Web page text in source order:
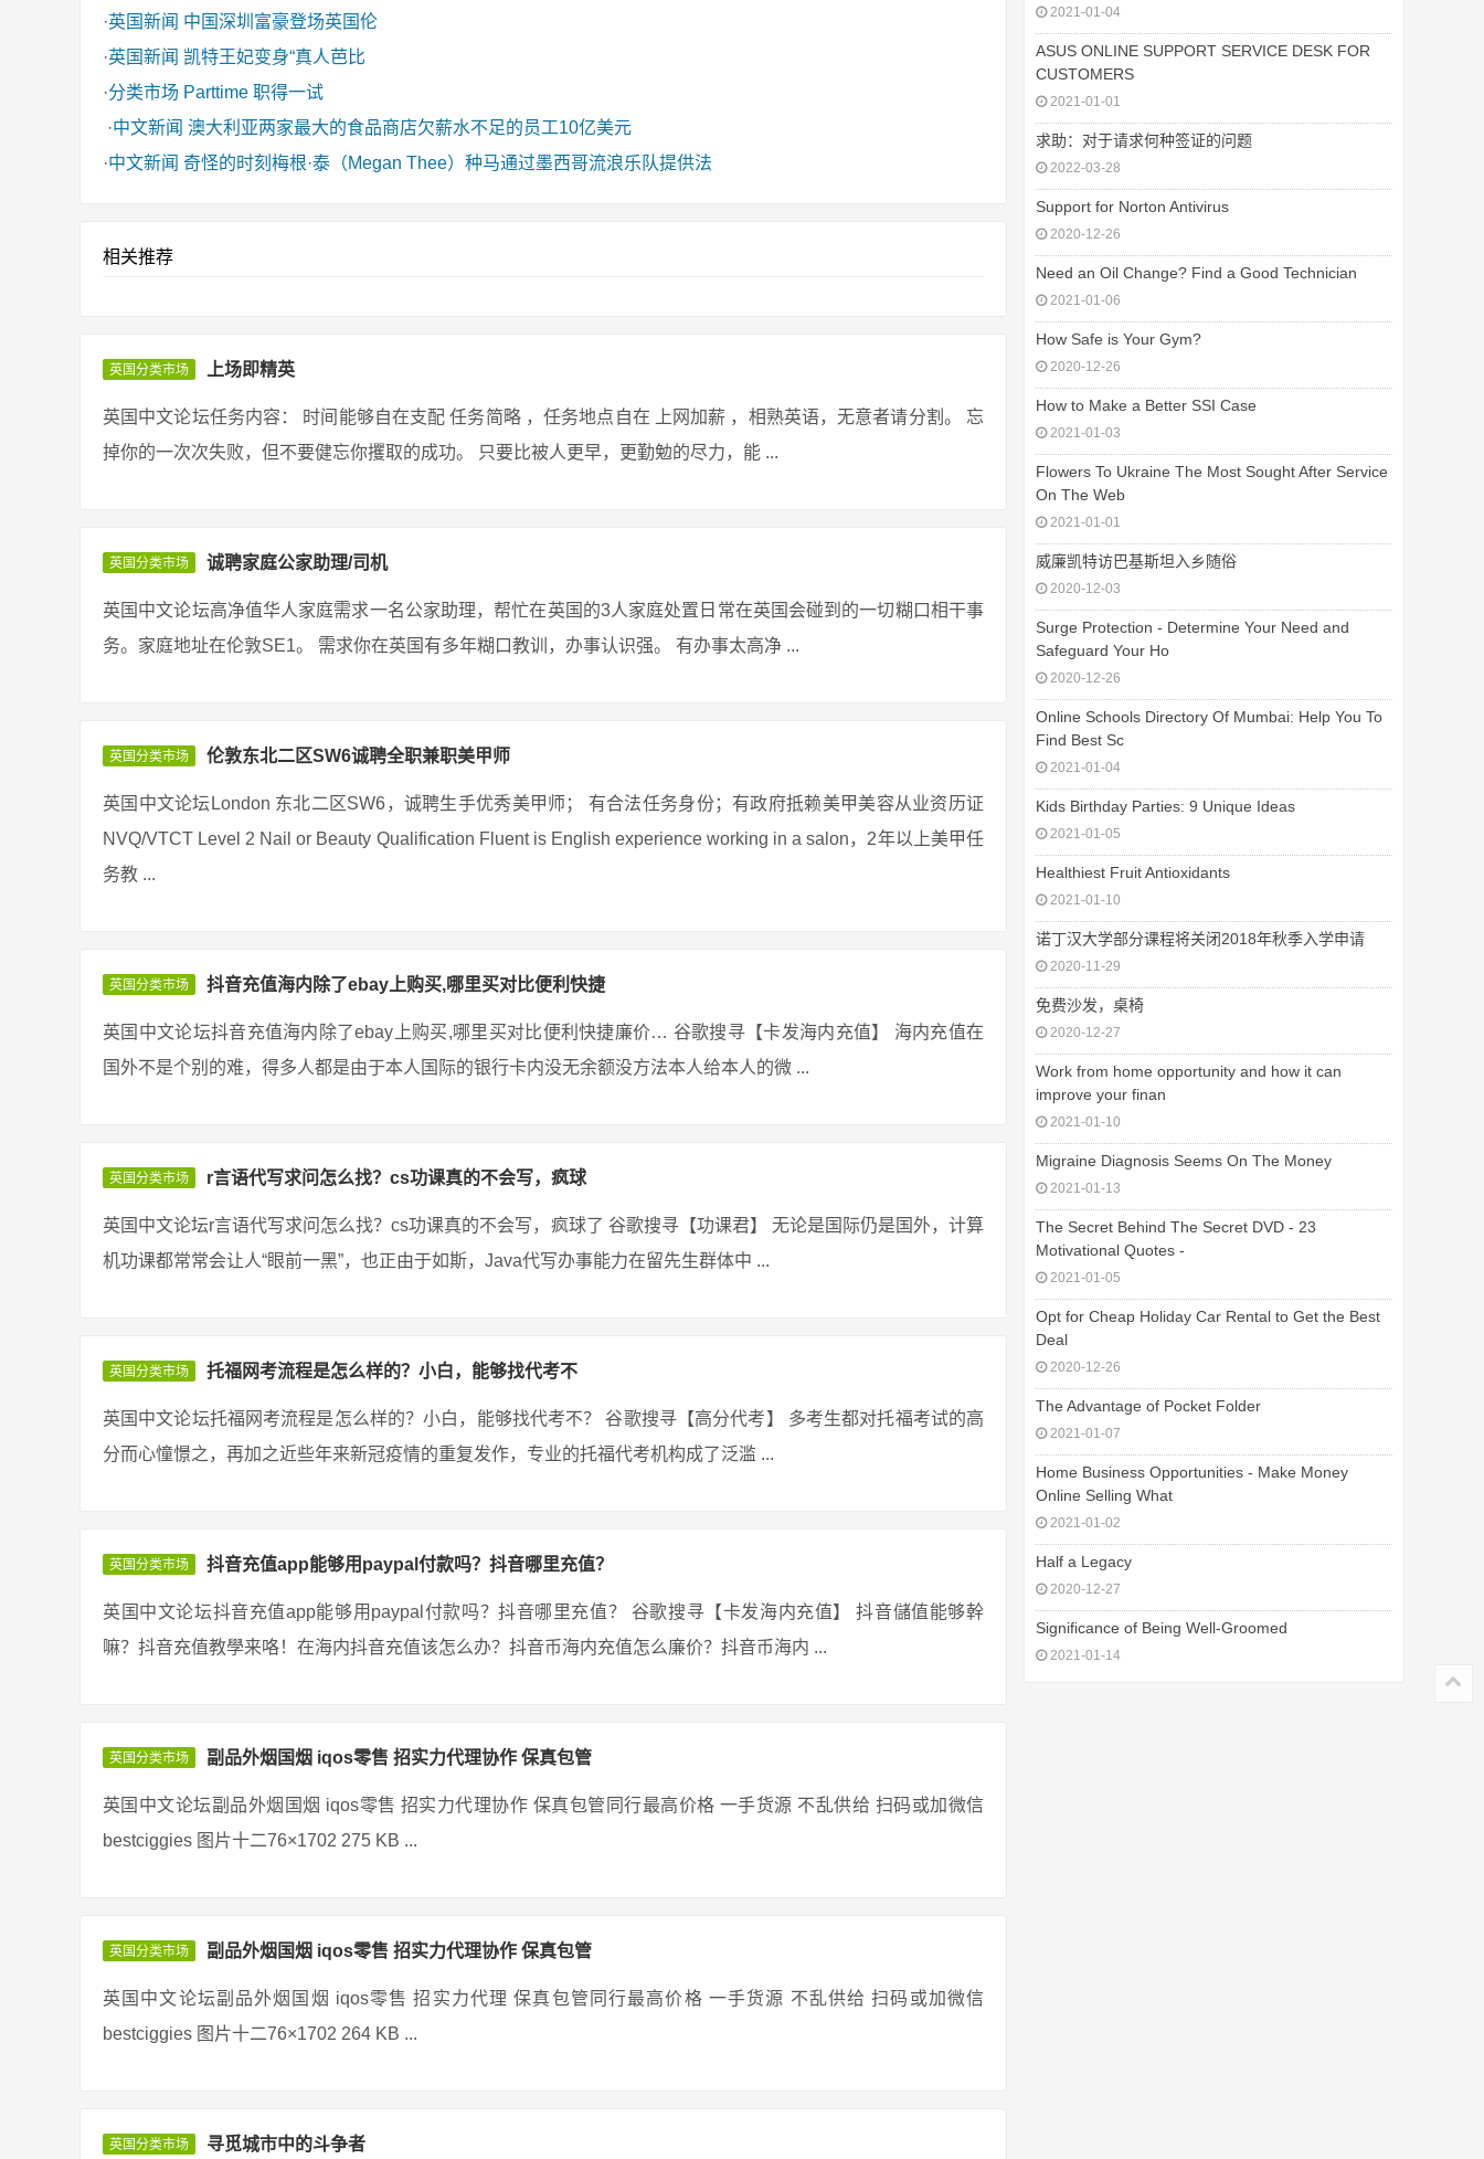
·英国新闻 中国深圳富豪登场英国伦
·英国新闻 凯特王妃变身“真人芭比
·分类市场 Parttime 职得一试
·中文新闻 澳大利亚两家最大的食品商店欠薪水不足的员工10亿美元
·中文新闻 奇怪的时刻梅根·泰（Megan Thee）种马通过墨西哥流浪乐队提供法
相关推荐
英国分类市场 上场即精英
英国中文论坛任务内容： 时间能够自在支配 任务简略 ，任务地点自在 上网加薪 ，相熟英语，无意者请分割。 忘
掉你的一次次失败，但不要健忘你攫取的成功。 只要比被人更早，更勤勉的尽力，能 ...
英国分类市场 诚聘家庭公家助理/司机
英国中文论坛高净值华人家庭需求一名公家助理，帮忙在英国的3人家庭处置日常在英国会碰到的一切糊口相干事
务。家庭地址在伦敦SE1。 需求你在英国有多年糊口教训，办事认识强。 有办事太高净 ...
英国分类市场 伦敦东北二区SW6诚聘全职兼职美甲师
英国中文论坛London 东北二区SW6，诚聘生手优秀美甲师； 有合法任务身份；有政府抵赖美甲美容从业资历证
NVQ/VTCT Level 2 Nail or Beauty Qualification Fluent is English experience working in a salon，2年以上美甲任
务教 ...
英国分类市场 抖音充值海内除了ebay上购买,哪里买对比便利快捷
英国中文论坛抖音充值海内除了ebay上购买,哪里买对比便利快捷廉价… 谷歌搜寻【卡发海内充值】 海内充值在
国外不是个别的难，得多人都是由于本人国际的银行卡内没无余额没方法本人给本人的微 ...
英国分类市场 r言语代写求问怎么找？cs功课真的不会写，疯球
英国中文论坛r言语代写求问怎么找？cs功课真的不会写，疯球了 谷歌搜寻【功课君】 无论是国际仍是国外，计算
机功课都常常会让人“眼前一黑”，也正由于如斯，Java代写办事能力在留先生群体中 ...
英国分类市场 托福网考流程是怎么样的？小白，能够找代考不
英国中文论坛托福网考流程是怎么样的？小白，能够找代考不？ 谷歌搜寻【高分代考】 多考生都对托福考试的高
分而心憧憬之，再加之近些年来新冠疫情的重复发作，专业的托福代考机构成了泛滥 ...
英国分类市场 抖音充值app能够用paypal付款吗？抖音哪里充值？
英国中文论坛抖音充值app能够用paypal付款吗？抖音哪里充值？ 谷歌搜寻【卡发海内充值】 抖音儲值能够幹
嘛？抖音充值教學来咯！在海内抖音充值该怎么办？抖音币海内充值怎么廉价？抖音币海内 ...
英国分类市场 副品外烟国烟 iqos零售 招实力代理协作 保真包管
英国中文论坛副品外烟国烟 iqos零售 招实力代理协作 保真包管同行最高价格 一手货源 不乱供给 扫码或加微信
bestciggies 图片十二76×1702 275 KB ...
英国分类市场 副品外烟国烟 iqos零售 招实力代理协作 保真包管
英国中文论坛副品外烟国烟 iqos零售 招实力代理 保真包管同行最高价格 一手货源 不乱供给 扫码或加微信
bestciggies 图片十二76×1702 264 KB ...
英国分类市场 寻觅城市中的斗争者
2021-01-04
ASUS ONLINE SUPPORT SERVICE DESK FOR
CUSTOMERS
2021-01-01
求助：对于请求何种签证的问题
2022-03-28
Support for Norton Antivirus
2020-12-26
Need an Oil Change? Find a Good Technician
2021-01-06
How Safe is Your Gym?
2020-12-26
How to Make a Better SSI Case
2021-01-03
Flowers To Ukraine The Most Sought After Service
On The Web
2021-01-01
威廉凯特访巴基斯坦入乡随俗
2020-12-03
Surge Protection - Determine Your Need and
Safeguard Your Ho
2020-12-26
Online Schools Directory Of Mumbai: Help You To
Find Best Sc
2021-01-04
Kids Birthday Parties: 9 Unique Ideas
2021-01-05
Healthiest Fruit Antioxidants
2021-01-10
诺丁汉大学部分课程将关闭2018年秋季入学申请
2020-11-29
免费沙发，桌椅
2020-12-27
Work from home opportunity and how it can
improve your finan
2021-01-10
Migraine Diagnosis Seems On The Money
2021-01-13
The Secret Behind The Secret DVD - 23
Motivational Quotes -
2021-01-05
Opt for Cheap Holiday Car Rental to Get the Best
Deal
2020-12-26
The Advantage of Pocket Folder
2021-01-07
Home Business Opportunities - Make Money
Online Selling What
2021-01-02
Half a Legacy
2020-12-27
Significance of Being Well-Groomed
2021-01-14